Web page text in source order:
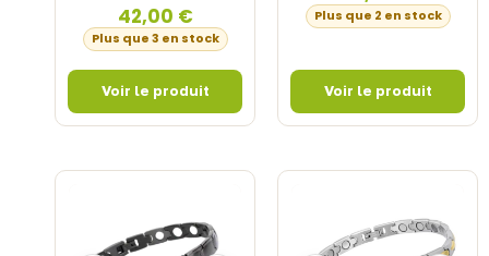
42,00 €
Plus que 3 en stock
Plus que 2 en stock